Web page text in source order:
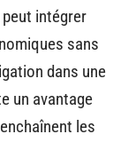
intégrer
sans
dans une
un avantage
les